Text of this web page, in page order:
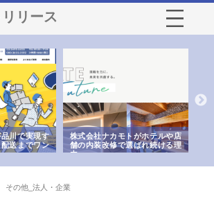
リース
川で実現す
送までワン
株式会社ナカモトがホテルや店
舗の内装改修で選ばれ続ける理
由
その他_法人・企業